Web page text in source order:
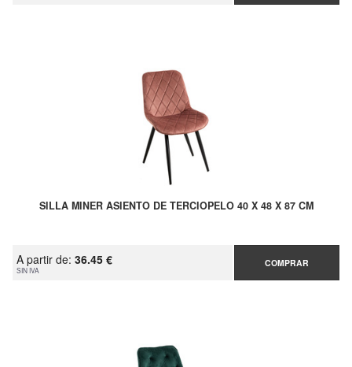
SILLA MINER ASIENTO DE TERCIOPELO 40 X 48 X 87 CM
A partir de: 36.45 €
SIN IVA
COMPRAR